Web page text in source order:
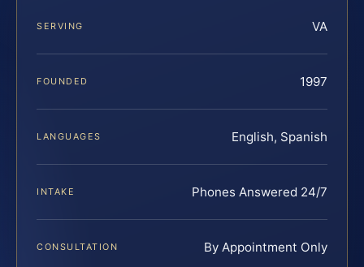
SERVING VA
FOUNDED 1997
LANGUAGES English, Spanish
INTAKE Phones Answered 24/7
CONSULTATION By Appointment Only